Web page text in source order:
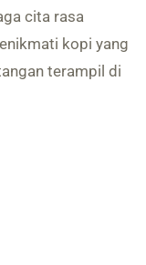
cita rasa
kopi yang
terampil di